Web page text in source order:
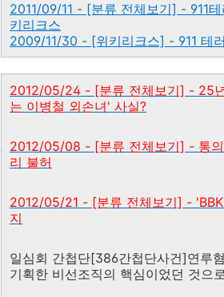
2011/09/11 - [분류 전체보기] - 911
키리크스
2009/11/30 - [위키리크스] - 911 테
2012/05/24 - [분류 전체보기] - 25
는 이병철 외손녀' 사실?
2012/05/08 - [분류 전체보기] - 통
리 불허
2012/05/21 - [분류 전체보기] - 'BBK
지
일심회 간첩단[386간첩단사건]연루
기획한 비선조직의 핵심이었던 것으